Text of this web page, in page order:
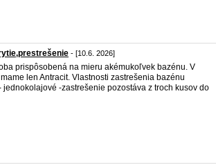
- [10.6. 2026]
prispôsobená na mieru akémukoľvek bazénu. V
len Antracit. Vlastnosti zastrešenia bazénu
-zastrešenie pozostáva z troch kusov do